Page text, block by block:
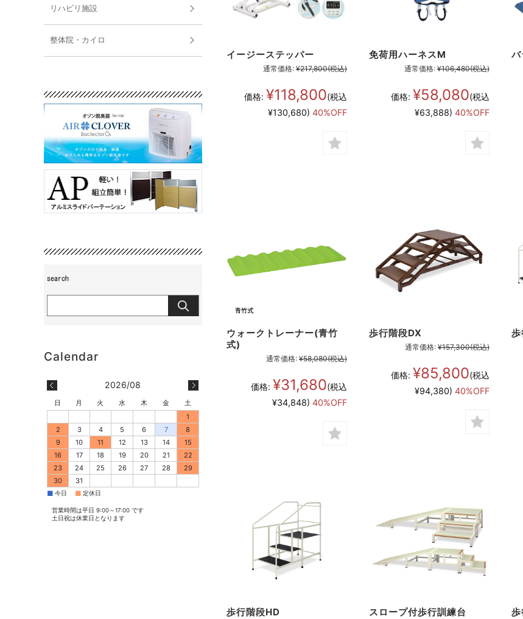
イージーステッパー
通常価格: ¥217,800(税込)
価格: ¥118,800(税込
¥130,680) 40%OFF
免荷用ハーネスM
通常価格: ¥106,480(税込)
価格: ¥58,080(税込
¥63,888) 40%OFF
バ
ウォークトレーナー(青竹
式)
通常価格: ¥58,080(税込)
価格: ¥31,680(税込
¥34,848) 40%OFF
歩行階段DX
通常価格: ¥157,300(税込)
価格: ¥85,800(税込
¥94,380) 40%OFF
歩行階段HD スロープ付歩行訓練台
リハビリ施設
整体院・カイロ
2026/08
日 月 火 水 木 金
土
1
2
3 4 5 6 7
8
9
10 11 12 13 14
15
16
17 18 19 20 21
22
23
24 25 26 27 28
29
30
31
■ 今日 ■ 定休日
営業時間は平日 9:00～17:00 です
土日祝は休業日となります